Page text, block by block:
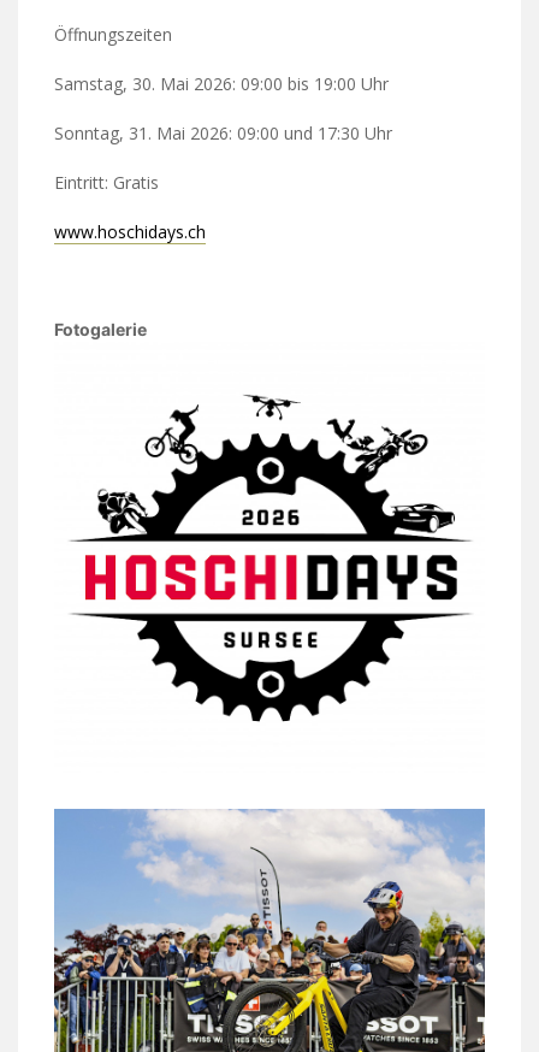
Öffnungszeiten
Samstag, 30. Mai 2026: 09:00 bis 19:00 Uhr
Sonntag, 31. Mai 2026: 09:00 und 17:30 Uhr
Eintritt: Gratis
www.hoschidays.ch
Fotogalerie